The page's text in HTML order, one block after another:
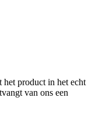
het product in het echt
van ons een